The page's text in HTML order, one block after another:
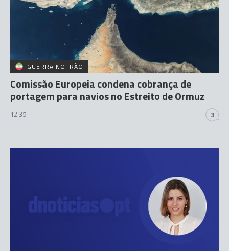
GUERRA NO IRÃO
Comissão Europeia condena cobrança de
portagem para navios no Estreito de Ormuz
12:35 3